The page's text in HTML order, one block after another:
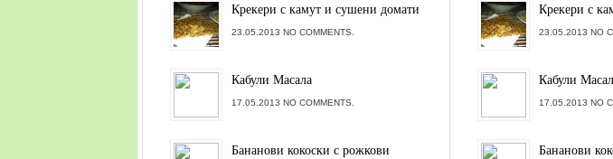
Крекери с камут и сушени домати
23.05.2013 NO COMMENTS.
Кабули Масала
17.05.2013 NO COMMENTS.
Бананови кокоски с рожкови
Крекери с
23.05.2013 NO
Кабули
17.05.2013 NO
Бананови